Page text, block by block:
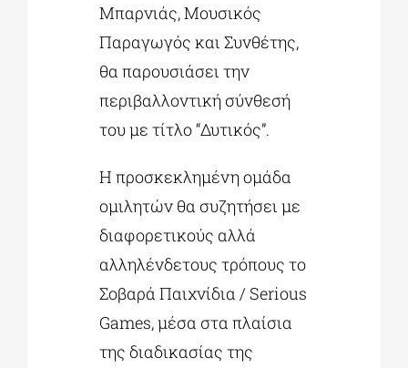
Μπαρνιάς, Μουσικός
Παραγωγός και Συνθέτης,
θα παρουσιάσει την
περιβαλλοντική σύνθεσή
του με τίτλο “Δυτικός”.
Η προσκεκλημένη ομάδα
ομιλητών θα συζητήσει με
διαφορετικούς αλλά
αλληλένδετους τρόπους το
Σοβαρά Παιχνίδια / Serious
Games, μέσα στα πλαίσια
της διαδικασίας της